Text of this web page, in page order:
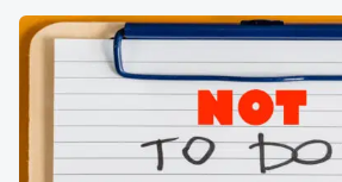
Opleidingsadvies
Contact
Inschrijven